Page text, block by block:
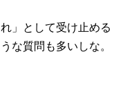
」として受け止める
な質問も多いしな。